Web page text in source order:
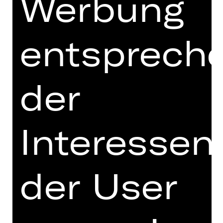
Mi, 09.12.2026, 19.30 Uhr
Kammerspiele
SCHAUSPIEL
DEU­TŞ­LAND
Ein Requiem aus dem Archiv /
Liederabend von Caner Akdeniz
Mi, 03.03.2027, 19.30 Uhr
Kammerspiele
der
Interessen
der User